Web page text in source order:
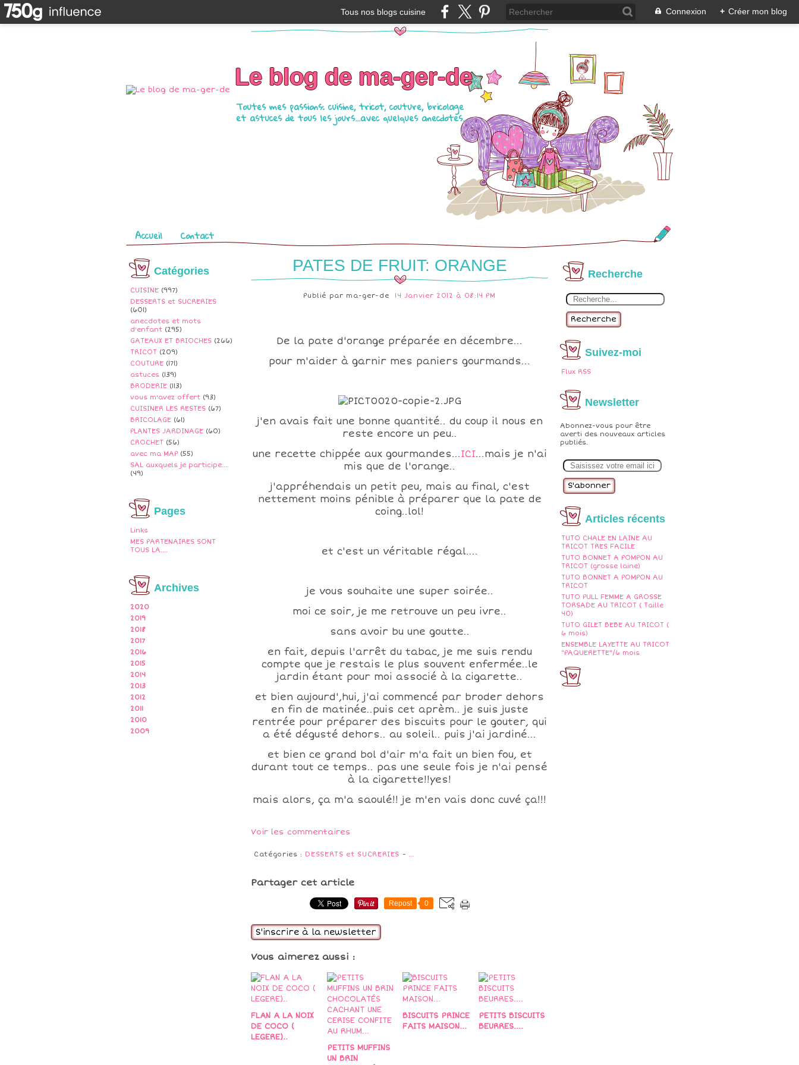
Tous nos blogs cuisine Connexion + Créer mon blog
Le blog de ma-ger-de
Toutes mes passions: cuisine, tricot, couture, bricolage
et astuces de tous les jours...avec quelques anecdotes...
Pages
Accueil Contact
Catégories
CUISINE (997)
DESSERTS et SUCRERIES
(601)
anecdotes et mots
d'enfant (295)
GATEAUX ET BRIOCHES (266)
TRICOT (209)
COUTURE (171)
astuces (139)
BRODERIE (113)
vous m'avez offert (93)
CUISINER LES RESTES (67)
BRICOLAGE (61)
PLANTES JARDINAGE (60)
CROCHET (56)
avec ma MAP (55)
SAL auxquels je participe....
(49)
Pages
Links
MES PARTENAIRES SONT
TOUS LA....
Archives
2020
2019
2018
2017
2016
2015
2014
2013
2012
2011
2010
2009
Recherche
Recherche
Suivez-moi
Flux RSS
Newsletter
Abonnez-vous pour être
averti des nouveaux articles
publiés.
m
Articles récents
TUTO CHALE EN LAINE AU
TRICOT TRES FACILE
TUTO BONNET A POMPON AU
TRICOT (grosse laine)
TUTO BONNET A POMPON AU
TRICOT
TUTO PULL FEMME A GROSSE
TORSADE AU TRICOT ( Taille
40)
TUTO GILET BEBE AU TRICOT (
6 mois)
ENSEMBLE LAYETTE AU TRICOT
"PAQUERETTE"/6 mois
PATES DE FRUIT: ORANGE
Publié par ma-ger-de 14 Janvier 2012 à 08:14 PM
De la pate d'orange préparée en décembre...
pour m'aider à garnir mes paniers gourmands...
j'en avais fait une bonne quantité.. du coup il nous en
reste encore un peu..
une recette chippée aux gourmandes...ICI...mais je n'ai
mis que de l'orange..
j'appréhendais un petit peu, mais au final, c'est
nettement moins pénible à préparer que la pate de
coing..lol!
et c'est un véritable régal....
je vous souhaite une super soirée..
moi ce soir, je me retrouve un peu ivre..
sans avoir bu une goutte..
en fait, depuis l'arrêt du tabac, je me suis rendu
compte que je restais le plus souvent enfermée..le
jardin étant pour moi associé à la cigarette..
et bien aujourd',hui, j'ai commencé par broder dehors
en fin de matinée..puis cet aprèm.. je suis juste
rentrée pour préparer des biscuits pour le gouter, qui
a été dégusté dehors.. au soleil.. puis j'ai jardiné...
et bien ce grand bol d'air m'a fait un bien fou, et
durant tout ce temps.. pas une seule fois je n'ai pensé
à la cigarette!!yes!
mais alors, ça m'a saoulé!! je m'en vais donc cuvé ça!!!
Voir les commentaires
Catégories : DESSERTS et SUCRERIES - …
Partager cet article
Repost 0
S'inscrire à la newsletter
Vous aimerez aussi :
FLAN A LA NOIX
DE COCO (
LEGERE)..
PETITS MUFFINS
UN BRIN
BISCUITS PRINCE
FAITS MAISON...
PETITS BISCUITS
BEURRES....